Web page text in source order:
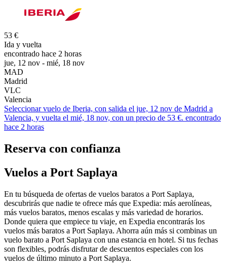
53 €
Ida y vuelta
encontrado hace 2 horas
jue, 12 nov - mié, 18 nov
MAD
Madrid
VLC
Valencia
Seleccionar vuelo de Iberia, con salida el jue, 12 nov de Madrid a
Valencia, y vuelta el mié, 18 nov, con un precio de 53 €. encontrado
hace 2 horas
Reserva con confianza
Vuelos a Port Saplaya
En tu búsqueda de ofertas de vuelos baratos a Port Saplaya,
descubrirás que nadie te ofrece más que Expedia: más aerolíneas,
más vuelos baratos, menos escalas y más variedad de horarios.
Donde quiera que empiece tu viaje, en Expedia encontrarás los
vuelos más baratos a Port Saplaya. Ahorra aún más si combinas un
vuelo barato a Port Saplaya con una estancia en hotel. Si tus fechas
son flexibles, podrás disfrutar de descuentos especiales con los
vuelos de último minuto a Port Saplaya.